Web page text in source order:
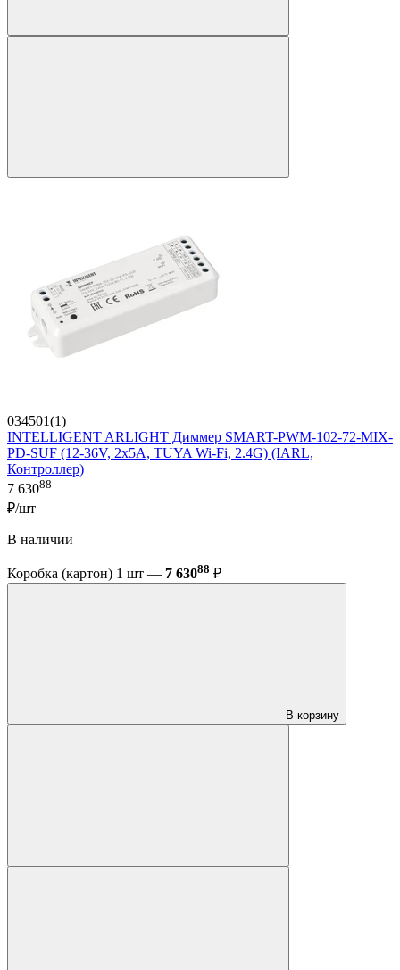
034501(1)
INTELLIGENT ARLIGHT Диммер SMART-PWM-102-72-MIX-
PD-SUF (12-36V, 2x5A, TUYA Wi-Fi, 2.4G) (IARL,
Контроллер)
7 63088
₽/шт
В наличии
Коробка (картон) 1 шт — 7 63088 ₽
В корзину